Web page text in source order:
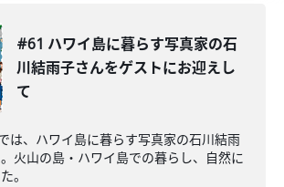
#61 ハワイ島に暮らす写真家の石
川結雨子さんをゲストにお迎えし
て
は、ハワイ島に暮らす写真家の石川結雨
火山の島・ハワイ島での暮らし、自然に
。